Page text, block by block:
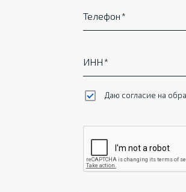
Телефон
ИНН
Даю согласие на